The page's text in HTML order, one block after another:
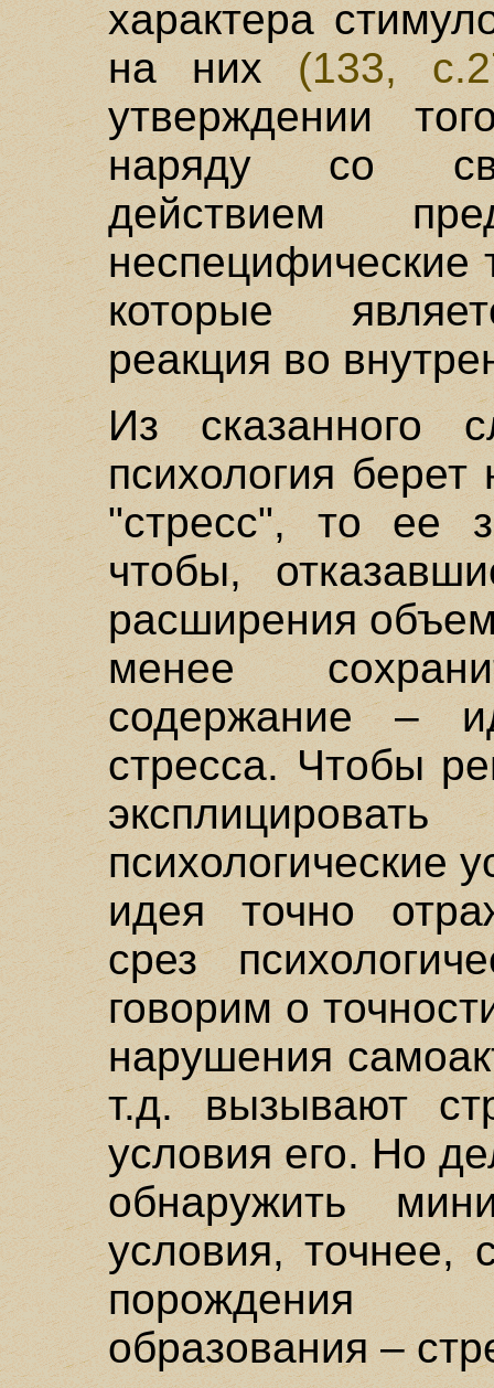
характера
на них (133,
утверждении
наряду со
действием
неспецифические
которые
реакция во
Из сказанного
психология
"стресс", то ее
чтобы,
расширения
менее
содержание –
стресса. Чтобы
психологические
идея точно
срез
говорим о
нарушения
т.д. вызывают
условия его. Но
обнаружить
условия, точнее,
порождения
образования –